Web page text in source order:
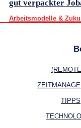
gut verpackter
Arbeitsmodelle &